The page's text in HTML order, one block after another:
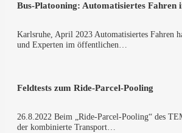
Bus-Platooning: Auto­ma­ti­sier­tes Fah­ren
Karls­ru­he, April 2023 Auto­ma­ti­sier­tes Fah­ren
und Exper­ten im öffent­li­chen…
Feld­tests zum Ride-Parcel-Pooling
26.8.2022 Beim „Ride-Parcel-Pooling“ des
der kom­bi­nier­te Trans­port…